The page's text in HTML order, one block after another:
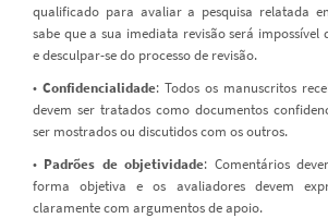
qualificado para avaliar a pesquisa relatada
sabe que a sua imediata revisão será
e desculpar-se do processo de revisão.
• Confidencialidade: Todos os manuscritos
devem ser tratados como documentos
ser mostrados ou discutidos com os outros.
• Padrões de objetividade: Comentários
forma objetiva e os avaliadores devem
claramente com argumentos de apoio.